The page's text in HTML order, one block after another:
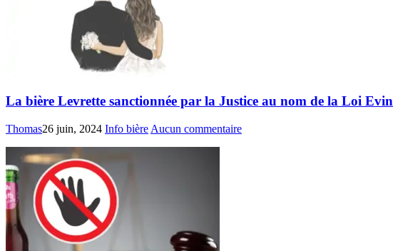
La bière Levrette sanctionnée par la Justice au nom de la Loi Evin
Thomas26 juin, 2024 Info bière Aucun commentaire